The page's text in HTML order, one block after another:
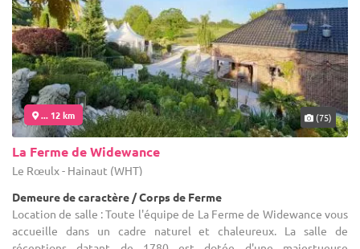
... 12 km (75)
La Ferme de Widewance
Le Rœulx - Hainaut (WHT)
Demeure de caractère / Corps de Ferme
Location de salle : Toute l'équipe de La Ferme de Widewance vous
accueille dans un cadre naturel et chaleureux. La salle de